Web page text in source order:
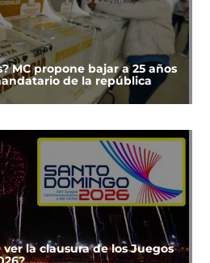
MC propone bajar a 25 años
de la república
la clausura de los Juegos